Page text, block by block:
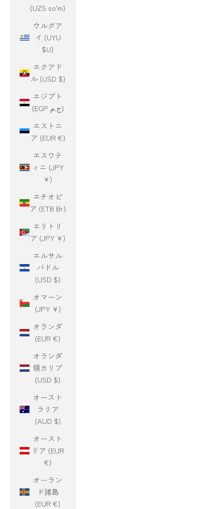
(UZS so'm)
ウルグア
イ (UYU
$U)
エクアド
ル (USD $)
エジプト
(EGP ج.م)
エストニ
ア (EUR €)
エスワテ
ィニ (JPY
¥)
エチオピ
ア (ETB Br)
エリトリ
ア (JPY ¥)
エルサル
バドル
(USD $)
オマーン
(JPY ¥)
オランダ
(EUR €)
オランダ
領カリブ
(USD $)
オースト
ラリア
(AUD $)
オースト
リア (EUR
€)
オーラン
ド諸島
(EUR €)